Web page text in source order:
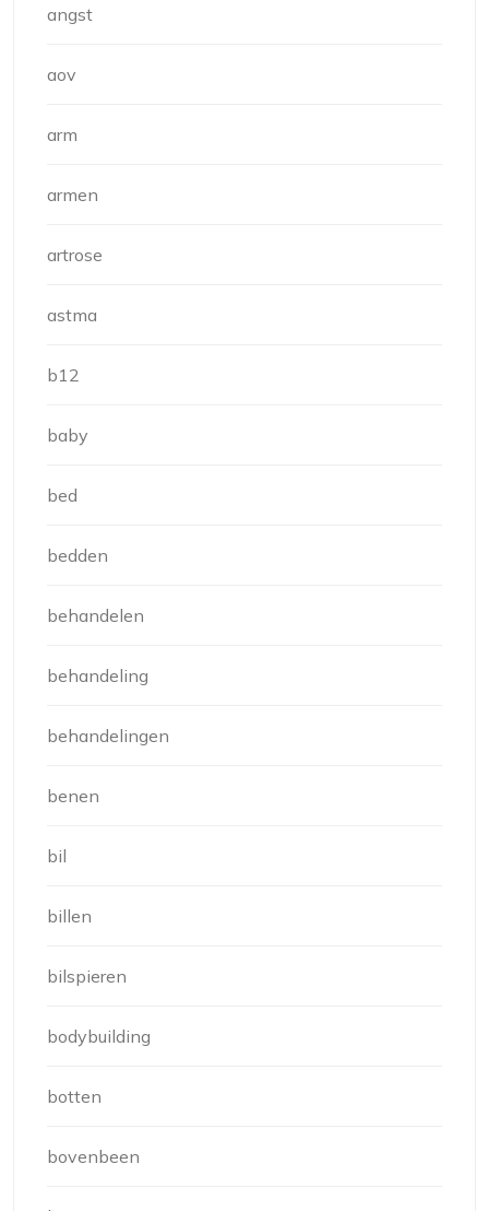
angst
aov
arm
armen
artrose
astma
b12
baby
bed
bedden
behandelen
behandeling
behandelingen
benen
bil
billen
bilspieren
bodybuilding
botten
bovenbeen